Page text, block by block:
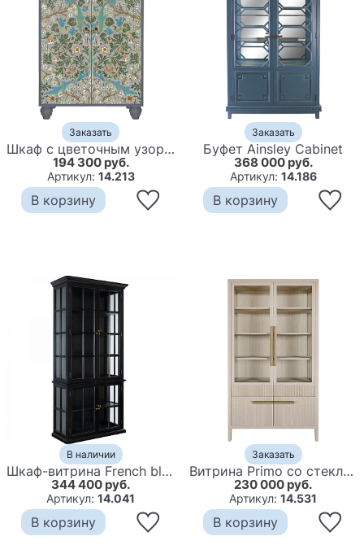
Заказать
Шкаф с цветочным узором на дверцах Floral Print Cabinet Grey
194 300 руб.
Артикул: 14.213
В корзину
Заказать
Буфет Ainsley Cabinet
368 000 руб.
Артикул: 14.186
В корзину
В наличии
Шкаф-витрина French black
344 400 руб.
Артикул:14.041
В корзину
Заказать
Витрина Primo со стеклянными фасадами и буфетом шпон Светлый дуб
230 000 руб.
Артикул:14.531
В корзину